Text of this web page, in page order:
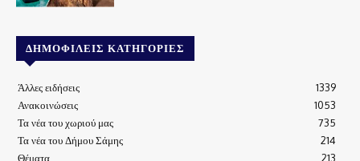
ΔΗΜΟΦΙΛΕΊΣ ΚΑΤΗΓΟΡΊΕΣ
Άλλες ειδήσεις
1339
Ανακοινώσεις
1053
Τα νέα του χωριού μας
735
Τα νέα του Δήμου Σάμης
214
Θέματα
213